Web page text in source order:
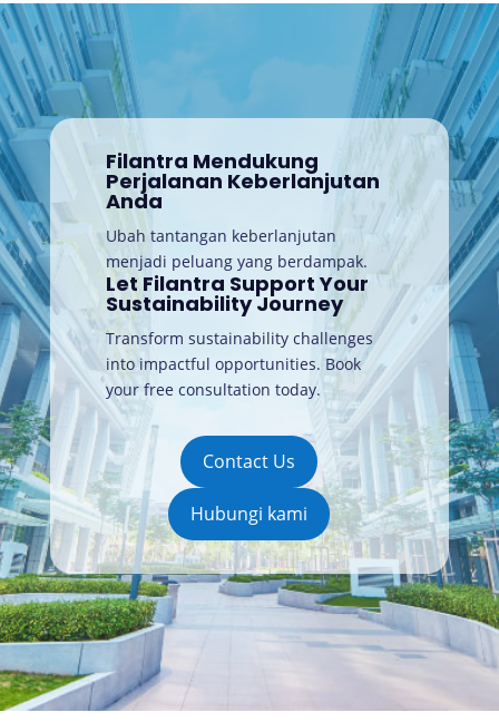
Filantra Mendukung
Perjalanan Keberlanjutan
Anda
Ubah tantangan keberlanjutan
menjadi peluang yang berdampak.
Let Filantra Support Your
Sustainability Journey
Transform sustainability challenges
into impactful opportunities. Book
your free consultation today.
Contact Us
Hubungi kami